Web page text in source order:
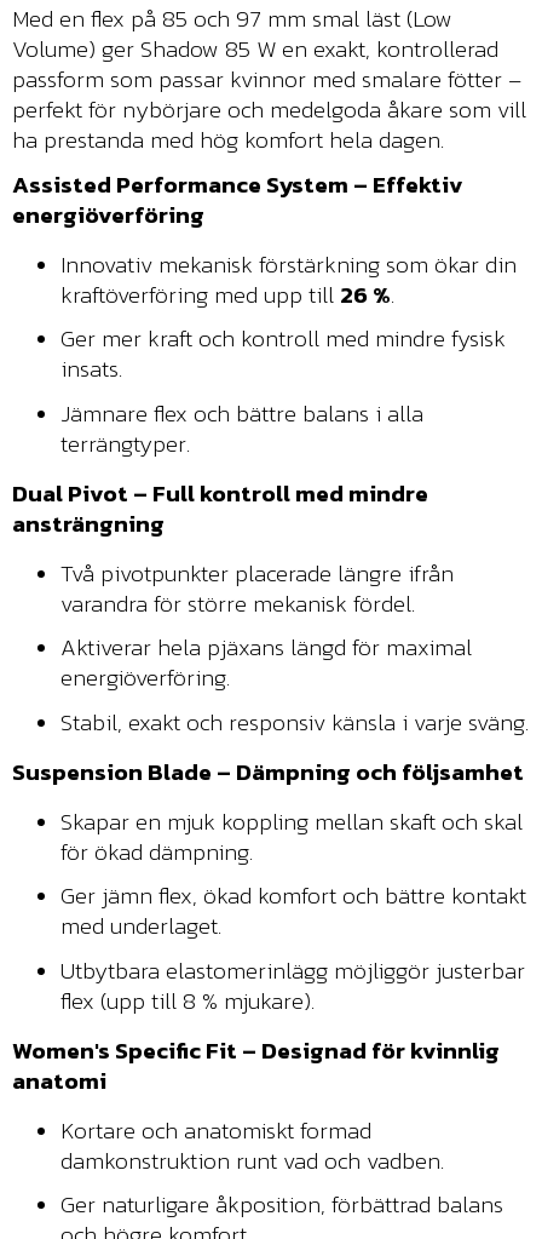
Med en flex på 85 och 97 mm smal läst (Low
Volume) ger Shadow 85 W en exakt, kontrollerad
passform som passar kvinnor med smalare fötter –
perfekt för nybörjare och medelgoda åkare som vill
ha prestanda med hög komfort hela dagen.
Assisted Performance System – Effektiv
energiöverföring
Innovativ mekanisk förstärkning som ökar din
kraftöverföring med upp till 26 %.
Ger mer kraft och kontroll med mindre fysisk
insats.
Jämnare flex och bättre balans i alla
terrängtyper.
Dual Pivot – Full kontroll med mindre
ansträngning
Två pivotpunkter placerade längre ifrån
varandra för större mekanisk fördel.
Aktiverar hela pjäxans längd för maximal
energiöverföring.
Stabil, exakt och responsiv känsla i varje sväng.
Suspension Blade – Dämpning och följsamhet
Skapar en mjuk koppling mellan skaft och skal
för ökad dämpning.
Ger jämn flex, ökad komfort och bättre kontakt
med underlaget.
Utbytbara elastomerinlägg möjliggör justerbar
flex (upp till 8 % mjukare).
Women's Specific Fit – Designad för kvinnlig
anatomi
Kortare och anatomiskt formad
damkonstruktion runt vad och vadben.
Ger naturligare åkposition, förbättrad balans